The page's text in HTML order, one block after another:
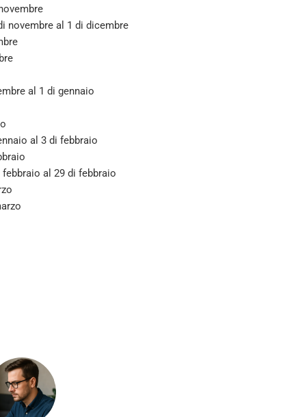
novembre al 1 di dicembre
al 1 di gennaio
al 3 di febbraio
al 29 di febbraio